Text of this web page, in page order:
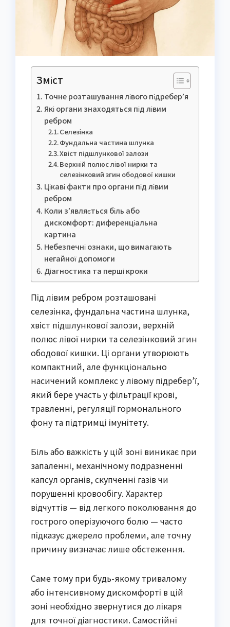
Зміст
Точне розташування лівого підребер’я
Які органи знаходяться під лівим
ребром
Селезінка
Фундальна частина шлунка
Хвіст підшлункової залози
Верхній полюс лівої нирки та
селезінковий згин ободової кишки
Цікаві факти про органи під лівим
ребром
Коли з’являється біль або
дискомфорт: диференціальна
картина
Небезпечні ознаки, що вимагають
негайної допомоги
Діагностика та перші кроки
Під лівим ребром розташовані
селезінка, фундальна частина шлунка,
хвіст підшлункової залози, верхній
полюс лівої нирки та селезінковий згин
ободової кишки. Ці органи утворюють
компактний, але функціонально
насичений комплекс у лівому підребер’ї,
який бере участь у фільтрації крові,
травленні, регуляції гормонального
фону та підтримці імунітету.
Біль або важкість у цій зоні виникає при
запаленні, механічному подразненні
капсул органів, скупченні газів чи
порушенні кровообігу. Характер
відчуттів — від легкого поколювання до
гострого оперізуючого болю — часто
підказує джерело проблеми, але точну
причину визначає лише обстеження.
Саме тому при будь-якому тривалому
або інтенсивному дискомфорті в цій
зоні необхідно звернутися до лікаря
для точної діагностики. Самостійні